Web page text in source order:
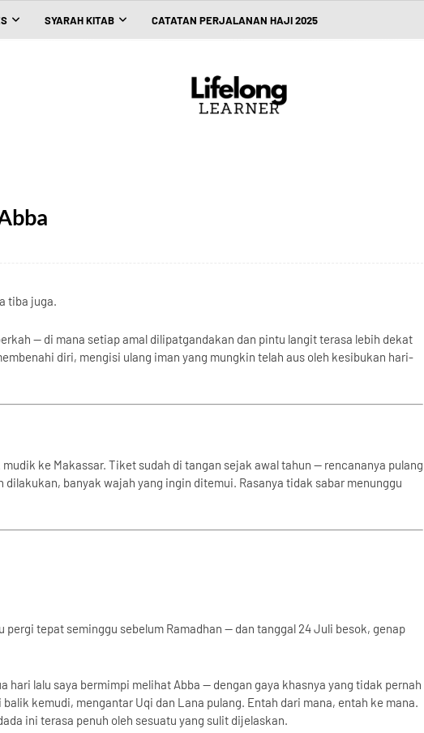
SYARAH KITAB CATATAN PERJALANAN HAJI 2025
tiba juga.
— di mana setiap amal dilipatgandakan dan pintu langit terasa lebih dekat
diri, mengisi ulang iman yang mungkin telah aus oleh kesibukan hari-
ke Makassar. Tiket sudah di tangan sejak awal tahun — rencananya pulang
dilakukan, banyak wajah yang ingin ditemui. Rasanya tidak sabar menunggu
pergi tepat seminggu sebelum Ramadhan — dan tanggal 24 Juli besok, genap
hari lalu saya bermimpi melihat Abba — dengan gaya khasnya yang tidak pernah
kemudi, mengantar Uqi dan Lana pulang. Entah dari mana, entah ke mana.
ini terasa penuh oleh sesuatu yang sulit dijelaskan.